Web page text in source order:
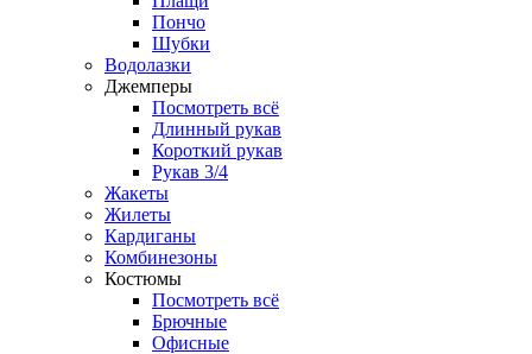
Пончо
Шубки
Водолазки
Джемперы
Посмотреть всё
Длинный рукав
Короткий рукав
Рукав 3/4
Жакеты
Жилеты
Кардиганы
Комбинезоны
Костюмы
Посмотреть всё
Брючные
Офисные